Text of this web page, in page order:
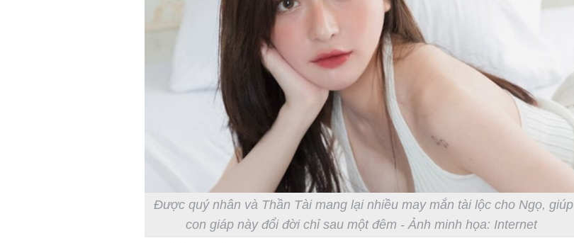
Được quý nhân và Thần Tài mang lại nhiều may mắn tài lộc cho Ngọ, giúp
con giáp này đổi đời chỉ sau một đêm - Ảnh minh họa: Internet